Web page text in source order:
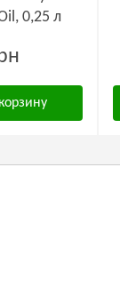
0,25 л